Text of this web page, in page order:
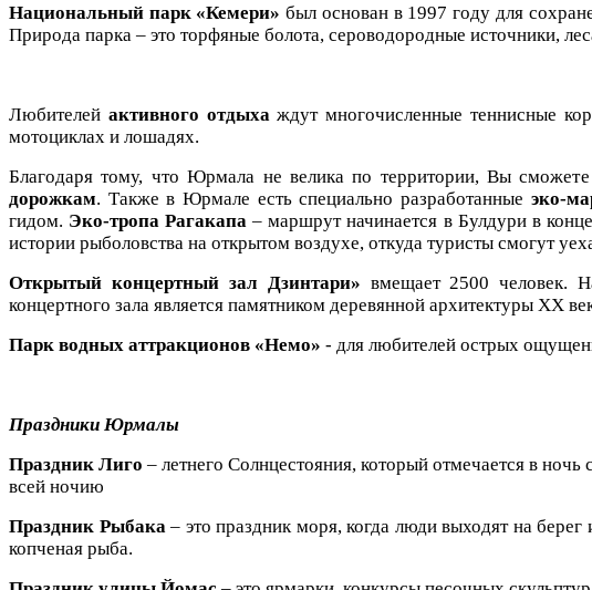
Национальный парк «Кемери»был основан в 1997 году для
Природа парка – это торфяные болота, сероводородные источники,
Любителей активного отдыхаждут многочисленные теннисные
мотоциклах и лошадях.
Благодаря тому, что Юрмала не велика по территории, Вы
дорожкам. Также в Юрмале есть специально разработанные эко-
гидом. Эко-тропа Рагакапа – маршрут начинается в Булдури в
истории рыболовства на открытом воздухе, откуда туристы смогут
Открытый концертный зал Дзинтари» вмещает 2500 человек.
концертного зала является памятником деревянной архитектуры XX
Парк водных аттракционов «Немо» - для любителей острых
Праздники Юрмалы
Праздник Лиго – летнего Солнцестояния, который отмечается в
всей ночию
Праздник Рыбака– это праздник моря, когда люди выходят на
копченая рыба.